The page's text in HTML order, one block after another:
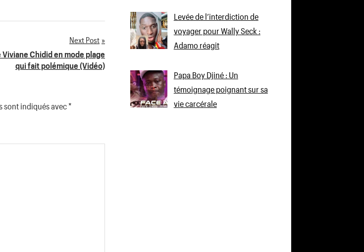
Next Post
Viviane Chidid en mode plage
qui fait polémique (Vidéo)
sont indiqués avec*
Levée de l’interdiction de
voyager pour Wally Seck :
Adamo réagit
Papa Boy Djiné : Un
témoignage poignant sur sa
vie carcérale